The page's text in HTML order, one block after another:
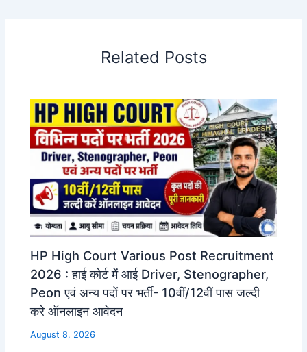
Related Posts
HP High Court Various Post Recruitment
2026 : हाई कोर्ट में आई Driver, Stenographer,
Peon एवं अन्य पदों पर भर्ती- 10वीं/12वीं पास जल्दी
करे ऑनलाइन आवेदन
August 8, 2026